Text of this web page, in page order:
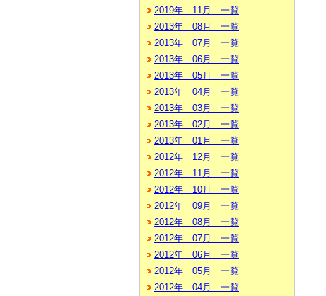
2019年 11月 一覧
2013年 08月 一覧
2013年 07月 一覧
2013年 06月 一覧
2013年 05月 一覧
2013年 04月 一覧
2013年 03月 一覧
2013年 02月 一覧
2013年 01月 一覧
2012年 12月 一覧
2012年 11月 一覧
2012年 10月 一覧
2012年 09月 一覧
2012年 08月 一覧
2012年 07月 一覧
2012年 06月 一覧
2012年 05月 一覧
2012年 04月 一覧